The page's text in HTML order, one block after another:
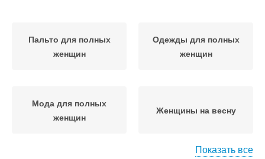
Пальто для полных
женщин
Одежды для полных
женщин
Мода для полных
женщин
Женщины на весну
Показать все